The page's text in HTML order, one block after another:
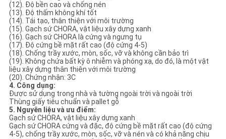
(12). Độ bền cao và chống nén
(13). Độ thấm không khí tốt
(14). Tái tạo, thân thiện với môi trường
(15). Gạch sứ CHORA, vật liệu xây dựng xanh
(16). Gạch sứ CHORA là cứng và ngưng tụ
(17). Độ cứng bề mặt rất cao (độ cứng 4-5)
(18). Chống trầy xước, mòn, sốc, vỡ và không cần bảo trì
(19). Không chứa bất kỳ ô nhiễm và phóng xạ, do đó, là một vật
liệu xây dựng thân thiện với môi trường
(20). Chứng nhận: 3C
4. Công dụng:
Được sử dụng trong nhà và tường ngoài trời và ngoài trời
Thùng giấy tiêu chuẩn và pallet gỗ
5. Nguyên liệu và ưu điểm:
Gạch sứ CHORA, vật liệu xây dựng xanh
Gạch sứ CHORA cứng và đặc, độ cứng bề mặt rất cao (độ cứng
4-5), chống trầy xước, mòn, sốc, vỡ và nén và có khả năng chịu